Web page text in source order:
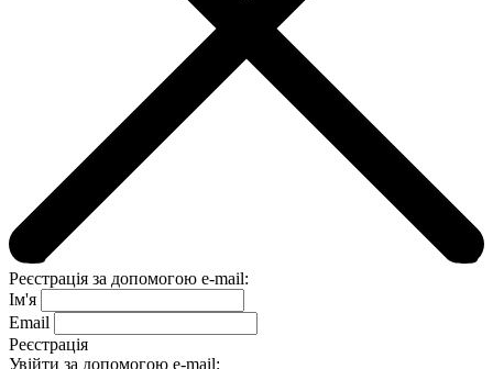
Реєстрація за допомогою e-mail:
Ім'я
Email
Реєстрація
Увійти за допомогою e-mail: